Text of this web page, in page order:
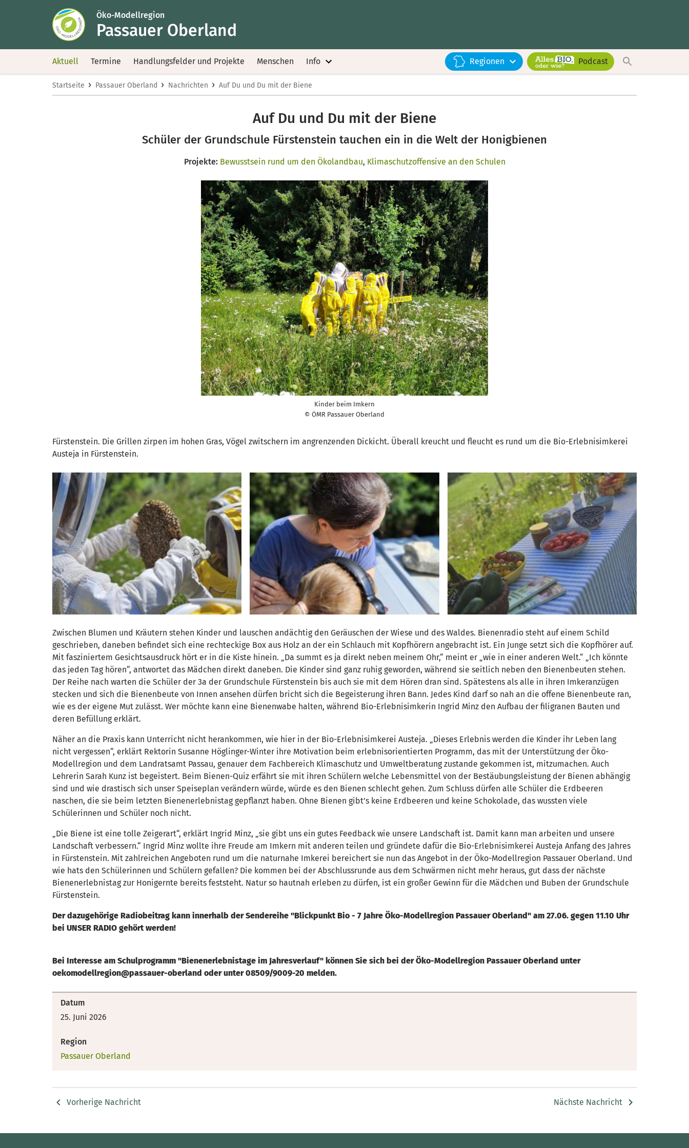
Öko-Modellregion
Passauer Oberland
Aktuell Termine Handlungsfelder und Projekte Menschen Info Regionen Podcast
Startseite › Passauer Oberland › Nachrichten › Auf Du und Du mit der Biene
Auf Du und Du mit der Biene
Schüler der Grundschule Fürstenstein tauchen ein in die Welt der Honigbienen
Projekte: Bewusstsein rund um den Ökolandbau, Klimaschutzoffensive an den Schulen
Kinder beim Imkern
© ÖMR Passauer Oberland
Fürstenstein. Die Grillen zirpen im hohen Gras, Vögel zwitschern im angrenzenden Dickicht. Überall kreucht und fleucht es rund um die Bio-Erlebnisimkerei
Austeja in Fürstenstein.
Zwischen Blumen und Kräutern stehen Kinder und lauschen andächtig den Geräuschen der Wiese und des Waldes. Bienenradio steht auf einem Schild
geschrieben, daneben befindet sich eine rechteckige Box aus Holz an der ein Schlauch mit Kopfhörern angebracht ist. Ein Junge setzt sich die Kopfhörer auf.
Mit fasziniertem Gesichtsausdruck hört er in die Kiste hinein. „Da summt es ja direkt neben meinem Ohr,“ meint er „wie in einer anderen Welt.“ „Ich könnte
das jeden Tag hören“, antwortet das Mädchen direkt daneben. Die Kinder sind ganz ruhig geworden, während sie seitlich neben den Bienenbeuten stehen.
Der Reihe nach warten die Schüler der 3a der Grundschule Fürstenstein bis auch sie mit dem Hören dran sind. Spätestens als alle in ihren Imkeranzügen
stecken und sich die Bienenbeute von Innen ansehen dürfen bricht sich die Begeisterung ihren Bann. Jedes Kind darf so nah an die offene Bienenbeute ran,
wie es der eigene Mut zulässt. Wer möchte kann eine Bienenwabe halten, während Bio-Erlebnisimkerin Ingrid Minz den Aufbau der filigranen Bauten und
deren Befüllung erklärt.
Näher an die Praxis kann Unterricht nicht herankommen, wie hier in der Bio-Erlebnisimkerei Austeja. „Dieses Erlebnis werden die Kinder ihr Leben lang
nicht vergessen“, erklärt Rektorin Susanne Höglinger-Winter ihre Motivation beim erlebnisorientierten Programm, das mit der Unterstützung der Öko-
Modellregion und dem Landratsamt Passau, genauer dem Fachbereich Klimaschutz und Umweltberatung zustande gekommen ist, mitzumachen. Auch
Lehrerin Sarah Kunz ist begeistert. Beim Bienen-Quiz erfährt sie mit ihren Schülern welche Lebensmittel von der Bestäubungsleistung der Bienen abhängig
sind und wie drastisch sich unser Speiseplan verändern würde, würde es den Bienen schlecht gehen. Zum Schluss dürfen alle Schüler die Erdbeeren
naschen, die sie beim letzten Bienenerlebnistag gepflanzt haben. Ohne Bienen gibt’s keine Erdbeeren und keine Schokolade, das wussten viele
Schülerinnen und Schüler noch nicht.
„Die Biene ist eine tolle Zeigerart“, erklärt Ingrid Minz, „sie gibt uns ein gutes Feedback wie unsere Landschaft ist. Damit kann man arbeiten und unsere
Landschaft verbessern.“ Ingrid Minz wollte ihre Freude am Imkern mit anderen teilen und gründete dafür die Bio-Erlebnisimkerei Austeja Anfang des Jahres
in Fürstenstein. Mit zahlreichen Angeboten rund um die naturnahe Imkerei bereichert sie nun das Angebot in der Öko-Modellregion Passauer Oberland. Und
wie hats den Schülerinnen und Schülern gefallen? Die kommen bei der Abschlussrunde aus dem Schwärmen nicht mehr heraus, gut dass der nächste
Bienenerlebnistag zur Honigernte bereits feststeht. Natur so hautnah erleben zu dürfen, ist ein großer Gewinn für die Mädchen und Buben der Grundschule
Fürstenstein.
Der dazugehörige Radiobeitrag kann innerhalb der Sendereihe "Blickpunkt Bio - 7 Jahre Öko-Modellregion Passauer Oberland" am 27.06. gegen 11.10 Uhr
bei UNSER RADIO gehört werden!
Bei Interesse am Schulprogramm "Bienenerlebnistage im Jahresverlauf" können Sie sich bei der Öko-Modellregion Passauer Oberland unter
oekomodellregion@passauer-oberland oder unter 08509/9009-20 melden.
Datum
25. Juni 2026
Region
Passauer Oberland
Vorherige Nachricht Nächste Nachricht